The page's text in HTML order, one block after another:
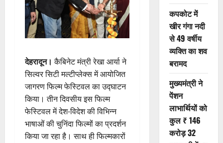
देहरादून। कैबिनेट मंत्री रेखा आर्या ने
सिल्वर सिटी मल्टीप्लेक्स में आयोजित
जागरण फिल्म फेस्टिवल का उद्घाटन
किया। तीन दिवसीय इस फिल्म
फेस्टिवल में देश-विदेश की विभिन्न
भाषाओं की चुनिंदा फिल्मों का प्रदर्शन
किया जा रहा है। साथ ही फिल्मकारों
कपकोट में
खीर गंगा नदी
से 49 वर्षीय
व्यक्ति का शव
बरामद
मुख्यमंत्री ने
पेंशन
लाभार्थियों को
कुल ₹ 146
करोड़ 32